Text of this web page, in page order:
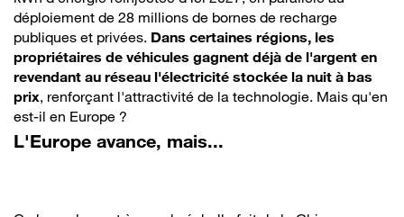
déploiement de 28 millions de bornes de recharge
publiques et privées. Dans certaines régions, les
propriétaires de véhicules gagnent déjà de l'argent en
revendant au réseau l'électricité stockée la nuit à bas
prix, renforçant l'attractivité de la technologie. Mais qu'en
est-il en Europe ?
L'Europe avance, mais...